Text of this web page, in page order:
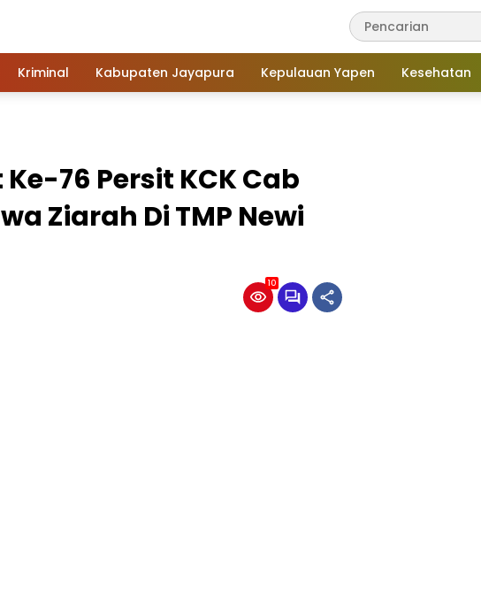
Kriminal Kabupaten Jayapura Kepulauan Yapen Kesehatan
76 Persit KCK Cab
Ziarah Di TMP Newi
10